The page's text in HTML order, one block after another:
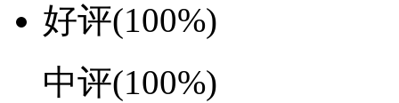
好评(100%)
中评(100%)